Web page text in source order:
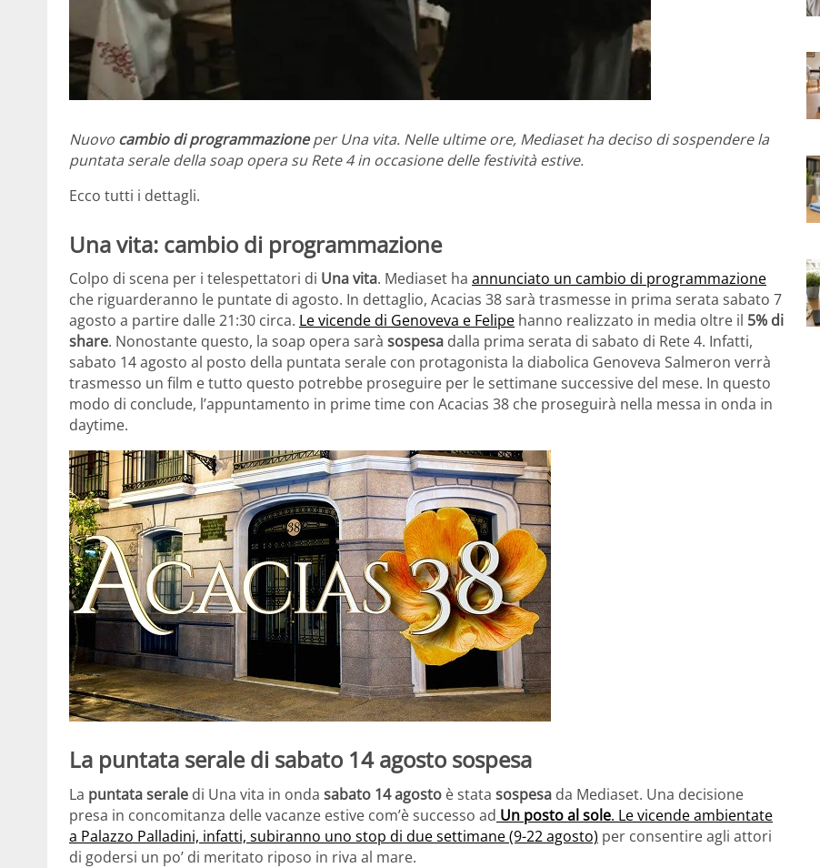
Nuovo cambio di programmazioneper Una vita. Nelle ultime ore, Mediaset ha deciso di sospendere la
puntata serale della soap opera su Rete 4 in occasione delle festività estive.
Ecco tutti i dettagli.
Una vita: cambio di programmazione
Colpo di scena per i telespettatori di Una vita. Mediaset ha annunciato un cambio di programmazione
che riguarderanno le puntate di agosto. In dettaglio, Acacias 38 sarà trasmesse in prima serata sabato 7
agosto a partire dalle 21:30 circa. Le vicende di Genoveva e Felipe hanno realizzato in media oltre il 5% di
share. Nonostante questo, la soap opera sarà sospesa dalla prima serata di sabato di Rete 4. Infatti,
sabato 14 agosto al posto della puntata serale con protagonista la diabolica Genoveva Salmeron verrà
trasmesso un film e tutto questo potrebbe proseguire per le settimane successive del mese. In questo
modo di conclude, l’appuntamento in prime time con Acacias 38 che proseguirà nella messa in onda in
daytime.
La puntata serale di sabato 14 agosto sospesa
La puntata serale di Una vita in onda sabato 14 agosto è stata sospesa da Mediaset. Una decisione
presa in concomitanza delle vacanze estive com’è successo ad Un posto al sole. Le vicende ambientate
a Palazzo Palladini, infatti, subiranno uno stop di due settimane (9-22 agosto) per consentire agli attori
di godersi un po’ di meritato riposo in riva al mare.